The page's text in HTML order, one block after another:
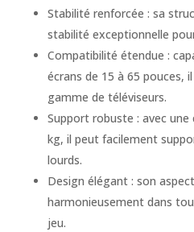
Stabilité renforcée : sa
stabilité exceptionnelle
Compatibilité étendue :
écrans de 15 à 65 pouces,
gamme de téléviseurs.
Support robuste : avec
kg, il peut facilement
lourds.
Design élégant : son
harmonieusement dans
jeu.